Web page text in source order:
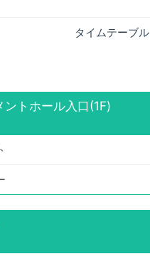
タイムテーブル
ントホール入口(1F)